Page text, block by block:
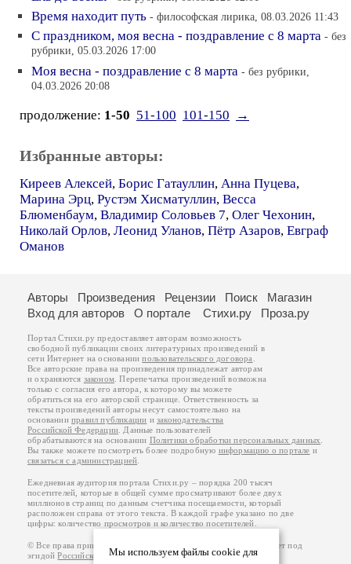
Время находит путь - философская лирика, 08.03.2026 11:43
С праздником, моя весна - поздравление с 8 марта - без
рубрики, 05.03.2026 17:00
Моя весна - поздравление с 8 марта - без рубрики,
04.03.2026 20:08
продолжение: 1-50 51-100 101-150 →
Избранные авторы:
Киреев Алексей, Борис Гатауллин, Анна Пуцева,
Марина Эрц, Рустэм Хисматуллин, Весса
Блюменбаум, Владимир Соловьев 7, Олег Чехонин,
Николай Орлов, Леонид Уланов, Пётр Азаров, Евграф
Оманов
Мы используем файлы cookie для
Авторы Произведения Рецензии Поиск
Магазин
Вход для авторов
О портале Стихи.ру Проза.ру
Портал Стихи.ру предоставляет авторам возможность
свободной публикации своих литературных произведений в
сети Интернет на основаниипользовательского договора
Все авторские права на произведения принадлежат авторам
и охраняются законом . Перепечатка произведений возможна
только с согласия его автора, к которому вы можете
обратиться на его авторской странице. Ответственность за
тексты произведений авторы несут самостоятельно на
основанииправил публикации изаконодательства
Российской Федерации . Данные пользователей
обрабатываются на основании Политики обработки персональных данных
Вы также можете посмотреть более подробную информацию о портале и
связаться с администрацией
Ежедневная аудитория портала Стихи.ру – порядка 200 тысяч
посетителей, которые в общей сумме просматривают более двух
миллионов страниц по данным счетчика посещаемости, который
расположен справа от этого текста. В каждой графе указано по две
цифры: количество просмотров и количество посетителей.
© Все права принадлежат авторам, 2000-2026. Портал работает под
эгидойРоссийского союза писателей.18+